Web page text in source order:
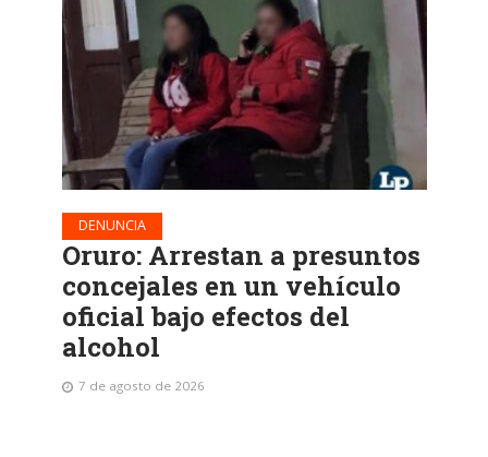
DENUNCIA
Oruro: Arrestan a presuntos
concejales en un vehículo
oficial bajo efectos del
alcohol
7 de agosto de 2026